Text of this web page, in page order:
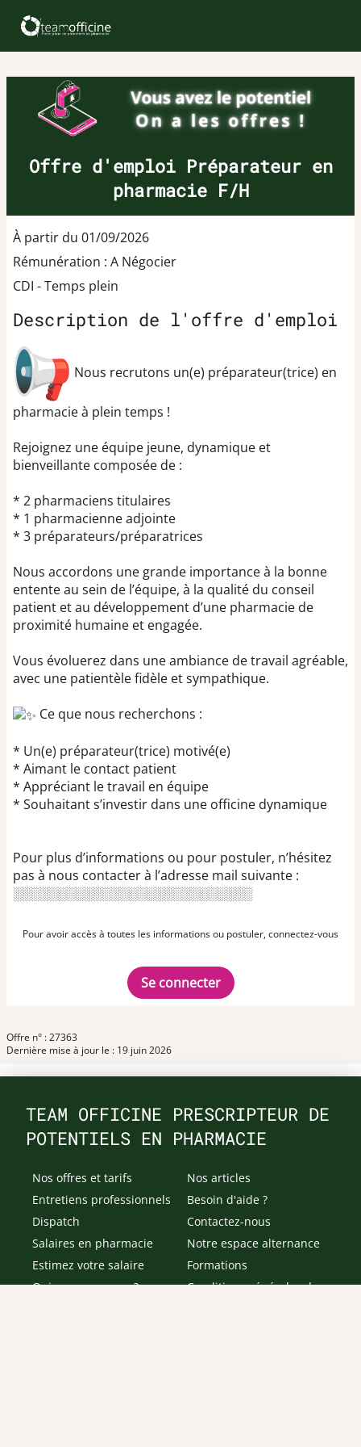
Offre d'emploi Préparateur en
pharmacie F/H
À partir du 01/09/2026
Rémunération : A Négocier
CDI - Temps plein
Description de l'offre d'emploi
Nous recrutons un(e) préparateur(trice) en
pharmacie à plein temps !
Rejoignez une équipe jeune, dynamique et
bienveillante composée de :
* 2 pharmaciens titulaires
* 1 pharmacienne adjointe
* 3 préparateurs/préparatrices
Nous accordons une grande importance à la bonne
entente au sein de l’équipe, à la qualité du conseil
patient et au développement d’une pharmacie de
proximité humaine et engagée.
Vous évoluerez dans une ambiance de travail agréable,
avec une patientèle fidèle et sympathique.
Ce que nous recherchons :
* Un(e) préparateur(trice) motivé(e)
* Aimant le contact patient
* Appréciant le travail en équipe
* Souhaitant s’investir dans une officine dynamique
Pour plus d’informations ou pour postuler, n’hésitez
pas à nous contacter à l’adresse mail suivante :
░░░░░░░░░░░░░░░░░░░░░░░░░░░
Pour avoir accès à toutes les informations ou postuler, connectez-vous
Se connecter
Offre n° : 27363
Dernière mise à jour le : 19 juin 2026
TEAM OFFICINE PRESCRIPTEUR DE
POTENTIELS EN PHARMACIE
Nos offres et tarifs
Entretiens professionnels
Dispatch
Salaires en pharmacie
Estimez votre salaire
Qui sommes-nous ?
Nos articles
Besoin d'aide ?
Contactez-nous
Notre espace alternance
Formations
Conditions générales de